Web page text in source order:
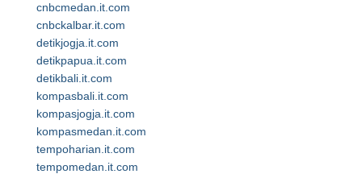
cnbcmedan.it.com
cnbckalbar.it.com
detikjogja.it.com
detikpapua.it.com
detikbali.it.com
kompasbali.it.com
kompasjogja.it.com
kompasmedan.it.com
tempoharian.it.com
tempomedan.it.com